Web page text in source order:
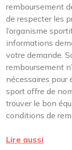
remboursement
de respecter les
l’organisme
informations
votre demande.
remboursement
nécessaires pour
sport offre de
trouver le bon
conditions de
Lire aussi